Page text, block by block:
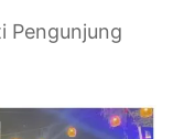
Pengunjung